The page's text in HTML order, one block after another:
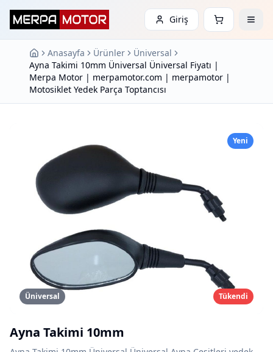
Giriş
Anasayfa Ürünler
Üniversal
Ayna Takimi 10mm Üniversal Üniversal Fiyatı |
Merpa Motor | merpamotor.com | merpamotor |
Motosiklet Yedek Parça Toptancısı
Yeni
Üniversal Tükendi
Ayna Takimi 10mm